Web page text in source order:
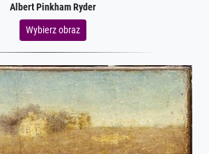
Albert Pinkham Ryder
Wybierz obraz